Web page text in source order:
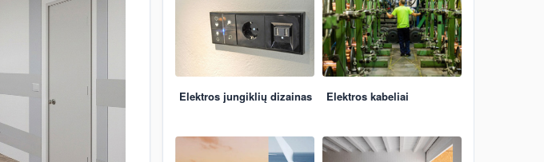
Elektros jungiklių dizainas Elektros kabeliai